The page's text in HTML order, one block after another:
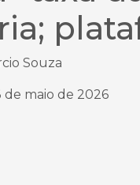
Souza
de maio de 2026